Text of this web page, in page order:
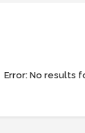
Error: No results